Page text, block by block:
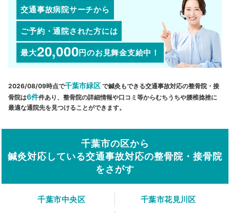
交通事故病院サーチから
ご予約・通院された方には
最大20,000円のお見舞金支給中！
2026/08/09時点で千葉市緑区 で鍼灸もできる交通事故対応の整骨院・接
骨院は6件件あり、整骨院の詳細情報や口コミ等からむちうちや腰椎捻挫に
最適な通院先を見つけることができます。
千葉市の区から
鍼灸対応している交通事故対応の整骨院・接骨院
をさがす
千葉市中央区
千葉市花見川区